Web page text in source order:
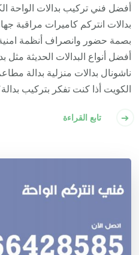
أفضل فني تركيب بدالات الواحة
بدالات انتركم كاميرات مراقبة
بصمة حضور وانصراف أنظمة امنية
أفضل أنواع البدالات الحديثة مثل
ناشونال بدالات منزلية بدالة
الكويت أذا كنت تفكر بتركيب
تابع القراءة